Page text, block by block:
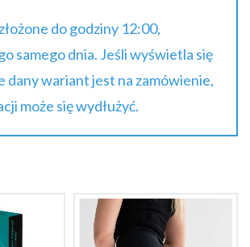
do godziny 12:00,
samego dnia. Jeśli wyświetla się
dany wariant jest na zamówienie,
może się wydłużyć.